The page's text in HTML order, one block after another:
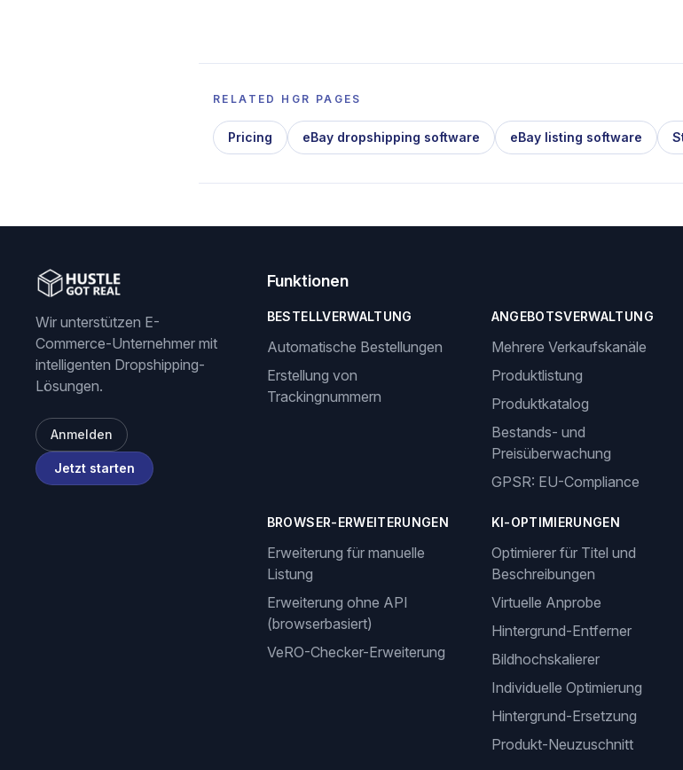
RELATED HGR PAGES
Pricing eBay dropshipping software eBay listing software
Wir unterstützen E-
Commerce-Unternehmer mit
intelligenten Dropshipping-
Lösungen.
Anmelden
Jetzt starten
Funktionen
BESTELLVERWALTUNG
Automatische Bestellungen
Erstellung von
Trackingnummern
ANGEBOTSVERWALTUNG
Mehrere Verkaufskanäle
Produktlistung
Produktkatalog
Bestands- und
Preisüberwachung
GPSR: EU-Compliance
BROWSER-ERWEITERUNGEN
Erweiterung für manuelle
Listung
Erweiterung ohne API
(browserbasiert)
VeRO-Checker-Erweiterung
KI-OPTIMIERUNGEN
Optimierer für Titel und
Beschreibungen
Virtuelle Anprobe
Hintergrund-Entferner
Bildhochskalierer
Individuelle Optimierung
Hintergrund-Ersetzung
Produkt-Neuzuschnitt